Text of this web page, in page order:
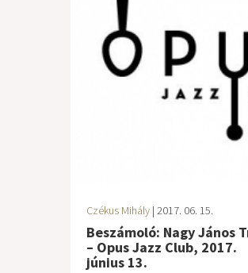
Czékus Mihály | 2017. 06. 15.
Beszámoló: Nagy János
– Opus Jazz Club, 2017.
június 13.